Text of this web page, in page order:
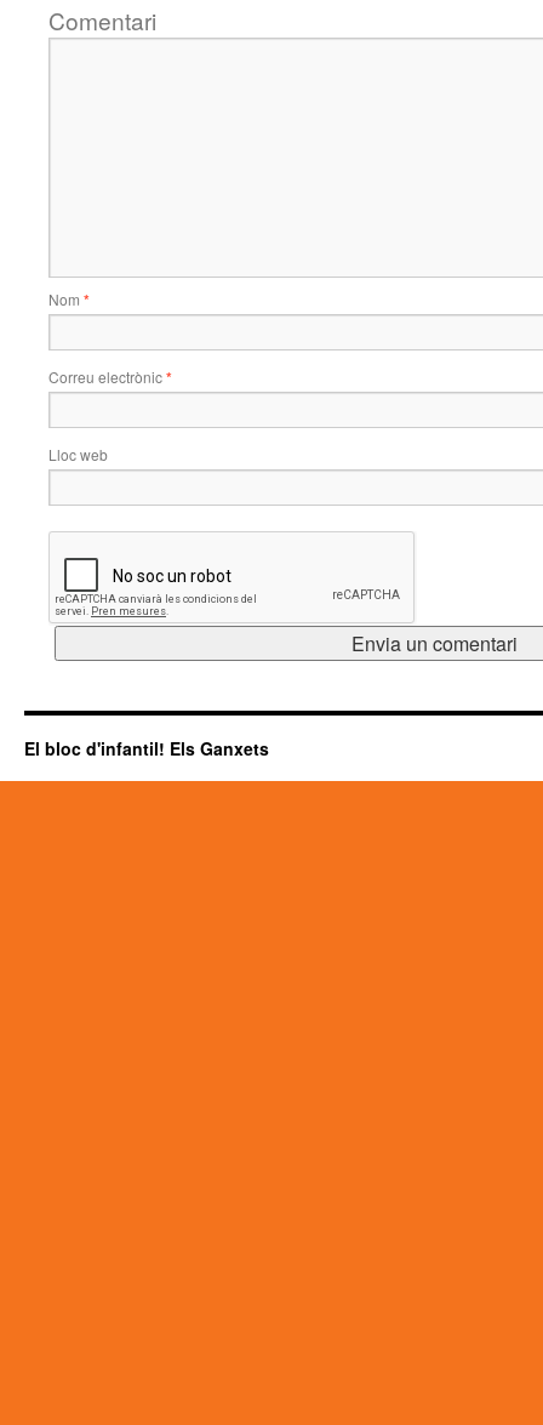
Comentari
Nom *
Correu electrònic*
Lloc web
El bloc d'infantil! Els Ganxets